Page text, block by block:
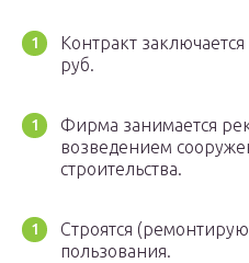
Контракт
руб.
Фирма занимается
возведением
строительства.
Строятся
пользования.